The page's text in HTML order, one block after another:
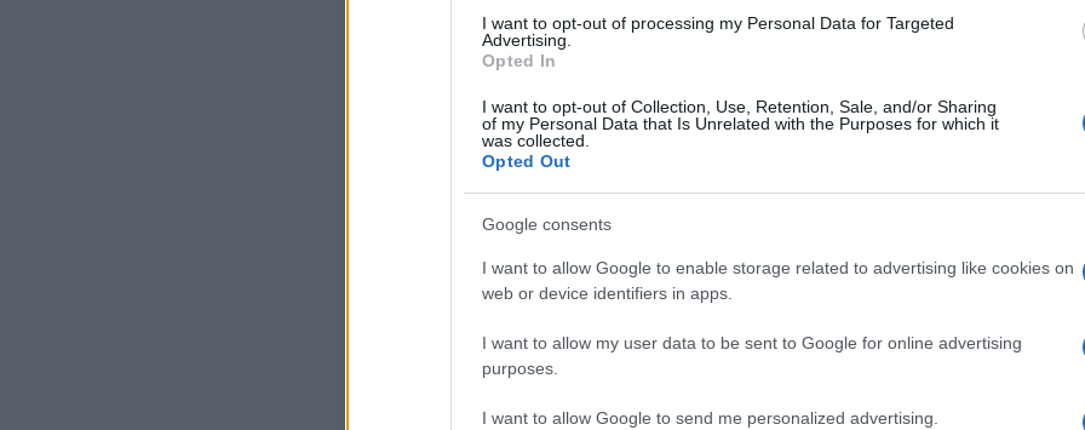
I want to opt-out of processing my Personal Data for Targeted
Advertising.
Opted In
I want to opt-out of Collection, Use, Retention, Sale, and/or Sharing
of my Personal Data that Is Unrelated with the Purposes for which it
was collected.
Opted Out
Google consents
I want to allow Google to enable storage related to advertising like cookies on
web or device identifiers in apps.
I want to allow my user data to be sent to Google for online advertising
purposes.
I want to allow Google to send me personalized advertising.
ΔΙΑΦΗΜΙΣΗ